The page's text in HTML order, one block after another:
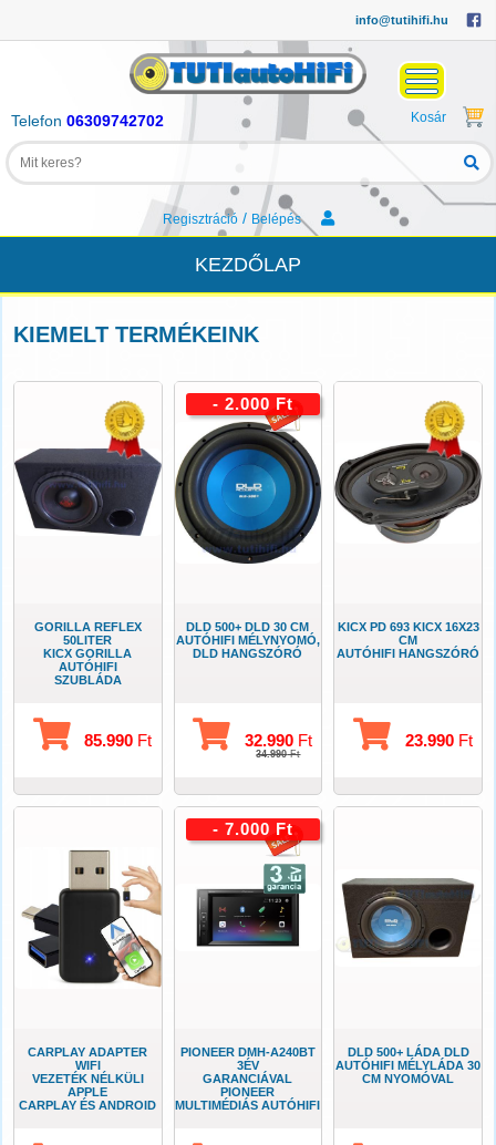
info@tutihifi.hu
Telefon 06309742702 Kosár
Regisztráció/ Belépés
KEZDŐLAP
KIEMELT TERMÉKEINK
GORILLA REFLEX
50LITER
KICX GORILLA
AUTÓHIFI
SZUBLÁDA
85.990 Ft
DLD 500+ DLD 30 CM
AUTÓHIFI MÉLYNYOMÓ,
DLD HANGSZÓRÓ
32.990Ft
34.990Ft
- 2.000 Ft
KICX PD 693 KICX 16X23
CM
AUTÓHIFI HANGSZÓRÓ
23.990Ft
CARPLAY ADAPTER
WIFI
VEZETÉK NÉLKÜLI
APPLE
CARPLAY ÉS ANDROID
PIONEER DMH-A240BT
3ÉV
GARANCIÁVAL
PIONEER
MULTIMÉDIÁS AUTÓHIFI
- 7.000 Ft
DLD 500+ LÁDA DLD
AUTÓHIFI MÉLYLÁDA 30
CM NYOMÓVAL